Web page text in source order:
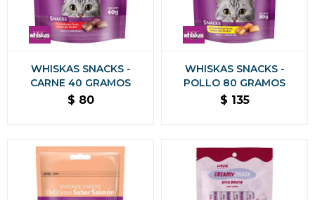
WHISKAS SNACKS -
CARNE 40 GRAMOS
$ 80
WHISKAS SNACKS -
POLLO 80 GRAMOS
$ 135